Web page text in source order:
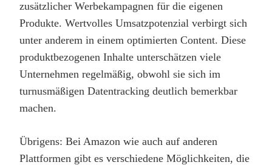
zusätzlicher Werbekampagnen für die eigenen
Produkte. Wertvolles Umsatzpotenzial verbirgt sich
unter anderem in einem optimierten Content. Diese
produktbezogenen Inhalte unterschätzen viele
Unternehmen regelmäßig, obwohl sie sich im
turnusmäßigen Datentracking deutlich bemerkbar
machen.
Übrigens: Bei Amazon wie auch auf anderen
Plattformen gibt es verschiedene Möglichkeiten, die